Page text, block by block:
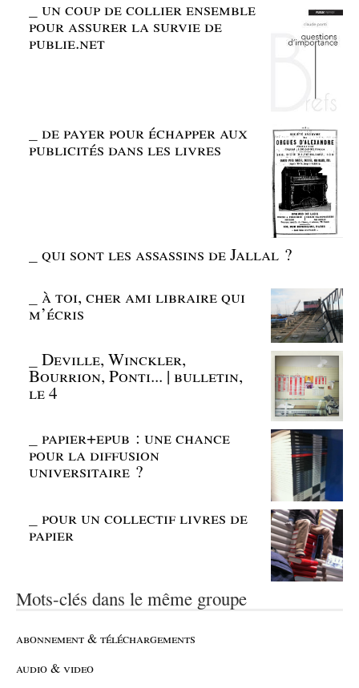
_un coup de collier ensemble
pour assurer la survie de
publie.net
_de payer pour échapper aux
publicités dans les livres
_qui sont les assassins de Jallal ?
_à toi, cher ami libraire qui
m’écris
_Deville, Winckler,
Bourrion, Ponti... | bulletin,
le 4
_papier+epub : une chance
pour la diffusion
universitaire ?
_pour un collectif livres de
papier
Mots-clés dans le même groupe
abonnement & téléchargements
audio & video